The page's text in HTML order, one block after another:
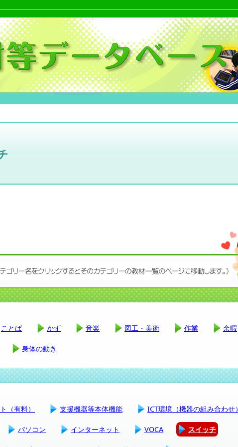
ことば かず 音楽 図工・美術 作業 余暇
身体の動き
（有料） 支援機器等本体機能 ICT環境（機器の組み合わせ）
パソコン インターネット VOCA スイッチ